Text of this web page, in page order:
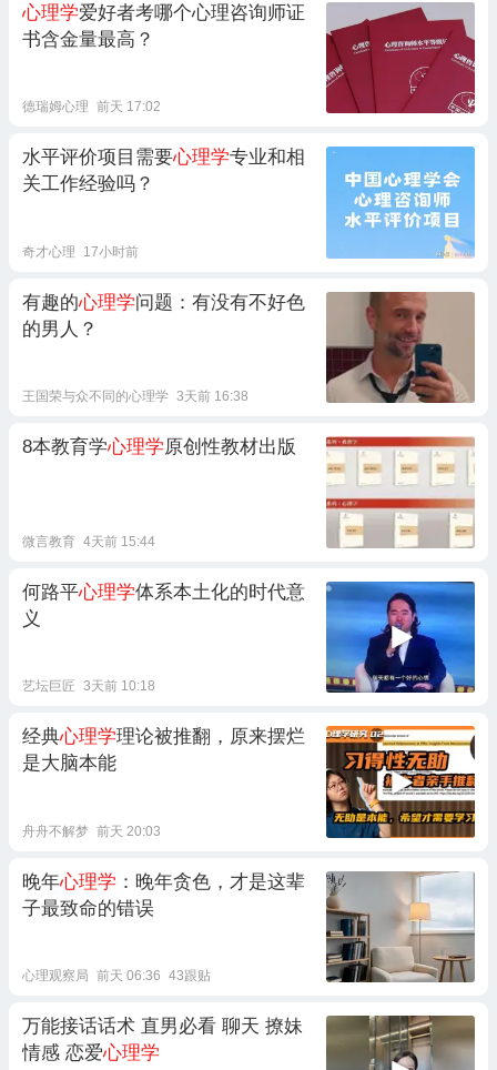
心理学爱好者考哪个心理咨询师证
书含金量最高？
德瑞姆心理 前天 17:02
水平评价项目需要心理学专业和相
关工作经验吗？
奇才心理 17小时前
有趣的心理学问题：有没有不好色
的男人？
王国荣与众不同的心理学 3天前 16:38
8本教育学心理学原创性教材出版
微言教育 4天前 15:44
何路平心理学体系本土化的时代意
义
艺坛巨匠 3天前 10:18
经典心理学理论被推翻，原来摆烂
是大脑本能
舟舟不解梦 前天 20:03
晚年心理学 ：晚年贪色，才是这辈
子最致命的错误
心理观察局 前天 06:36 43跟贴
万能接话话术 直男必看 聊天 撩妹
情感 恋爱心理学